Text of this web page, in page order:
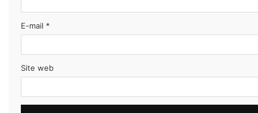
E-mail *
Site web